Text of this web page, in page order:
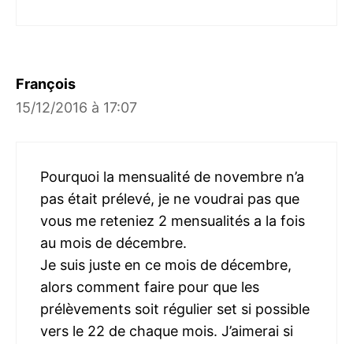
François
15/12/2016 à 17:07
Pourquoi la mensualité de novembre n’a
pas était prélevé, je ne voudrai pas que
vous me reteniez 2 mensualités a la fois
au mois de décembre.
Je suis juste en ce mois de décembre,
alors comment faire pour que les
prélèvements soit régulier set si possible
vers le 22 de chaque mois. J’aimerai si